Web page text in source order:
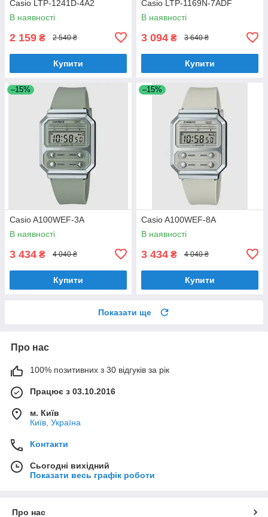
Casio LTP-1241D-4A2
В наявності
2 159 ₴ 2 540 ₴
Купити
Casio LTP-1169N-7ADF
В наявності
3 094 ₴ 3 640 ₴
Купити
–15%
Casio A100WEF-3A
В наявності
3 434 ₴ 4 040 ₴
Купити
–15%
Casio A100WEF-8A
В наявності
3 434 ₴ 4 040 ₴
Купити
Показати ще
Про нас
100% позитивних з 30 відгуків за рік
Працює з 03.10.2016
м. Київ
Київ, Україна
Контакти
Сьогодні вихідний
Показати весь графік роботи
Про нас